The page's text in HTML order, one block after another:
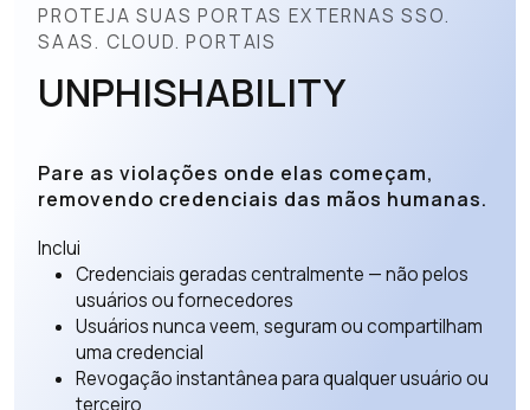
PROTEJA SUAS PORTAS EXTERNAS SSO.
SAAS. CLOUD. PORTAIS
UNPHISHABILITY
Pare as violações onde elas começam,
removendo credenciais das mãos humanas.
Inclui
Credenciais geradas centralmente — não pelos
usuários ou fornecedores
Usuários nunca veem, seguram ou compartilham
uma credencial
Revogação instantânea para qualquer usuário ou
terceiro